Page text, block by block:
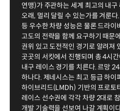
연맹)가 주관하는 세계 최고의 내
오래, 멀리 달릴 수 있는가를 겨룬
등 우수한 차량 성능은 물론 드라이
고도의 전략을 함께 요구하기 때문
권위 있고 도전적인 경기로 알려져
곳곳의 서킷에서 진행되며 총 4시
내구 레이스 경기를 치른다. 르망
하나다. 제네시스는 최고 등급 하
하이브리드(LMDh) 기반의 프로토
레이스 선수권에 각각 차량 2대로
개발 기술력을 선보여 나갈 계획이